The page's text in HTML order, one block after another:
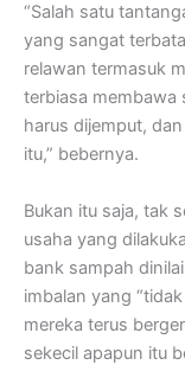
“Salah satu
yang sangat
relawan termasuk
terbiasa membawa
harus dijemput,
itu,” bebernya.
Bukan itu saja, tak
usaha yang
bank sampah
imbalan yang
mereka terus
sekecil apapun itu